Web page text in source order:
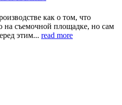
как о том, что
на съемочной площадке, но сам
этим... read more